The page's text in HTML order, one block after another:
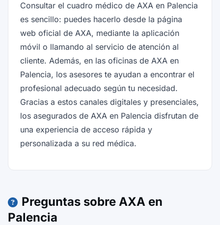
Consultar el cuadro médico de AXA en Palencia
es sencillo: puedes hacerlo desde la página
web oficial de AXA, mediante la aplicación
móvil o llamando al servicio de atención al
cliente. Además, en las oficinas de AXA en
Palencia, los asesores te ayudan a encontrar el
profesional adecuado según tu necesidad.
Gracias a estos canales digitales y presenciales,
los asegurados de AXA en Palencia disfrutan de
una experiencia de acceso rápida y
personalizada a su red médica.
Preguntas sobre AXA en
Palencia